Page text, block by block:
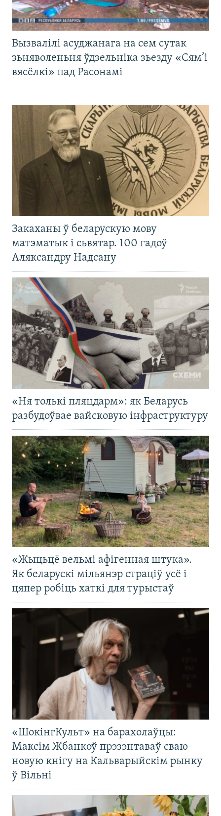
Вызвалілі асуджанага на сем сутак
зьняволеньня ўдзельніка зьезду «Сям’і
вясёлкі» пад Расонамі
Закаханы ў беларускую мову
матэматык і сьвятар. 100 гадоў
Аляксандру Надсану
«Ня толькі пляцдарм»: як Беларусь
разбудоўвае вайсковую інфраструктуру
«Жыцьцё вельмі афігенная штука».
Як беларускі мільянэр страціў усё і
цяпер робіць хаткі для турыстаў
«ШокінгКульт» на барахолаўцы:
Максім Жбанкоў прэзэнтаваў сваю
новую кнігу на Кальварыйскім рынку
ў Вільні